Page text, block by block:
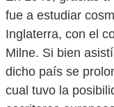
fue a estudiar
Inglaterra, con el
Milne. Si bien
dicho país se
cual tuvo la